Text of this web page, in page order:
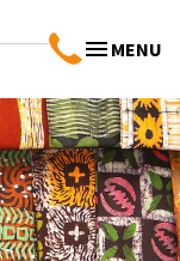
MENU